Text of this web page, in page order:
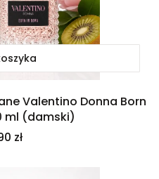
Valentino Donna Born
ml (damski)
zł